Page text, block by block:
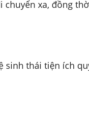
xa, đồng
sinh thái tiện ích